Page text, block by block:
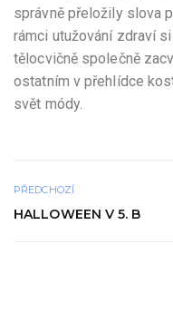
správně přeložily slova
rámci utužování zdraví
tělocvičně společně
ostatním v přehlídce
svět módy.
PŘEDCHOZÍ
HALLOWEEN V 5. B